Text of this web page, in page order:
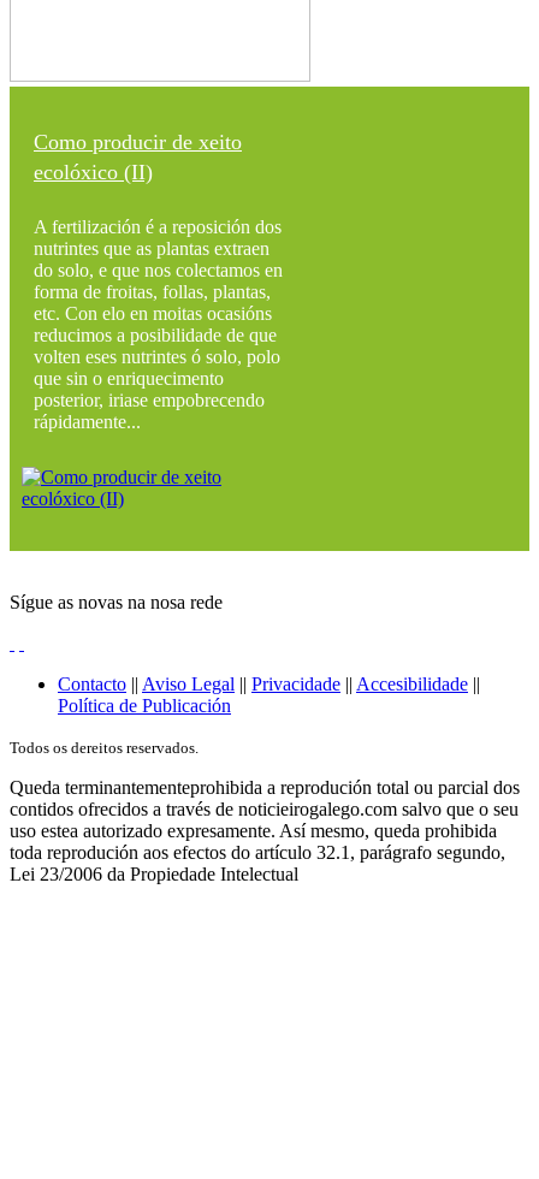
Como producir de xeito
ecolóxico (II)
A fertilización é a reposición dos
nutrintes que as plantas extraen
do solo, e que nos colectamos en
forma de froitas, follas, plantas,
etc. Con elo en moitas ocasións
reducimos a posibilidade de que
volten eses nutrintes ó solo, polo
que sin o enriquecimento
posterior, iriase empobrecendo
rápidamente...
Sígue as novas na nosa rede
Contacto || Aviso Legal || Privacidade || Accesibilidade ||
Política de Publicación
Todos os dereitos reservados.
Queda terminantementeprohibida a reprodución total ou parcial dos
contidos ofrecidos a través de noticieirogalego.com salvo que o seu
uso estea autorizado expresamente. Así mesmo, queda prohibida
toda reprodución aos efectos do artículo 32.1, parágrafo segundo,
Lei 23/2006 da Propiedade Intelectual